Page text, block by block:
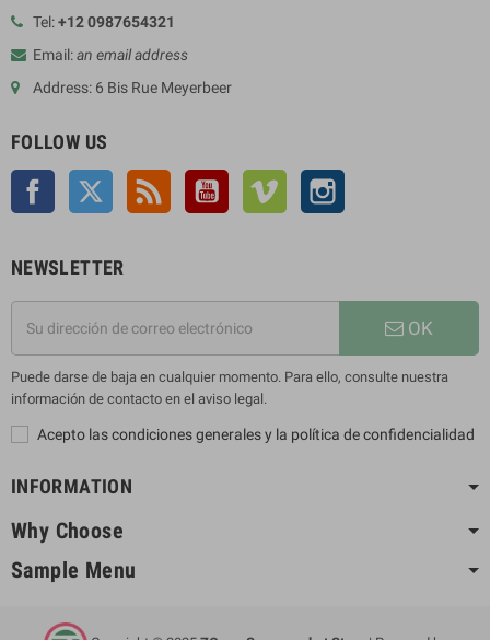
Tel:+12 0987654321
Email:an email address
Address: 6 Bis Rue Meyerbeer
FOLLOW US
Facebook Twitter Rss YouTube Vimeo
NEWSLETTER
OK
Puede darse de baja en cualquier momento. Para ello, consulte nuestra
información de contacto en el aviso legal.
Acepto las condiciones generales y la política de confidencialidad
INFORMATION
Why Choose
Sample Menu